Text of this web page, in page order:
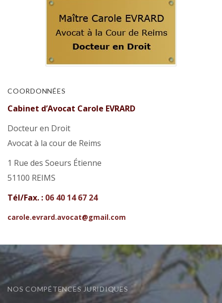
COORDONNÉES
Cabinet d’Avocat Carole EVRARD
Docteur en Droit
Avocat à la cour de Reims
1 Rue des Soeurs Étienne
51100 REIMS
Tél/Fax. : 06 40 14 67 24
carole.evrard.avocat@gmail.com
NOS COMPÉTENCES JURIDIQUES